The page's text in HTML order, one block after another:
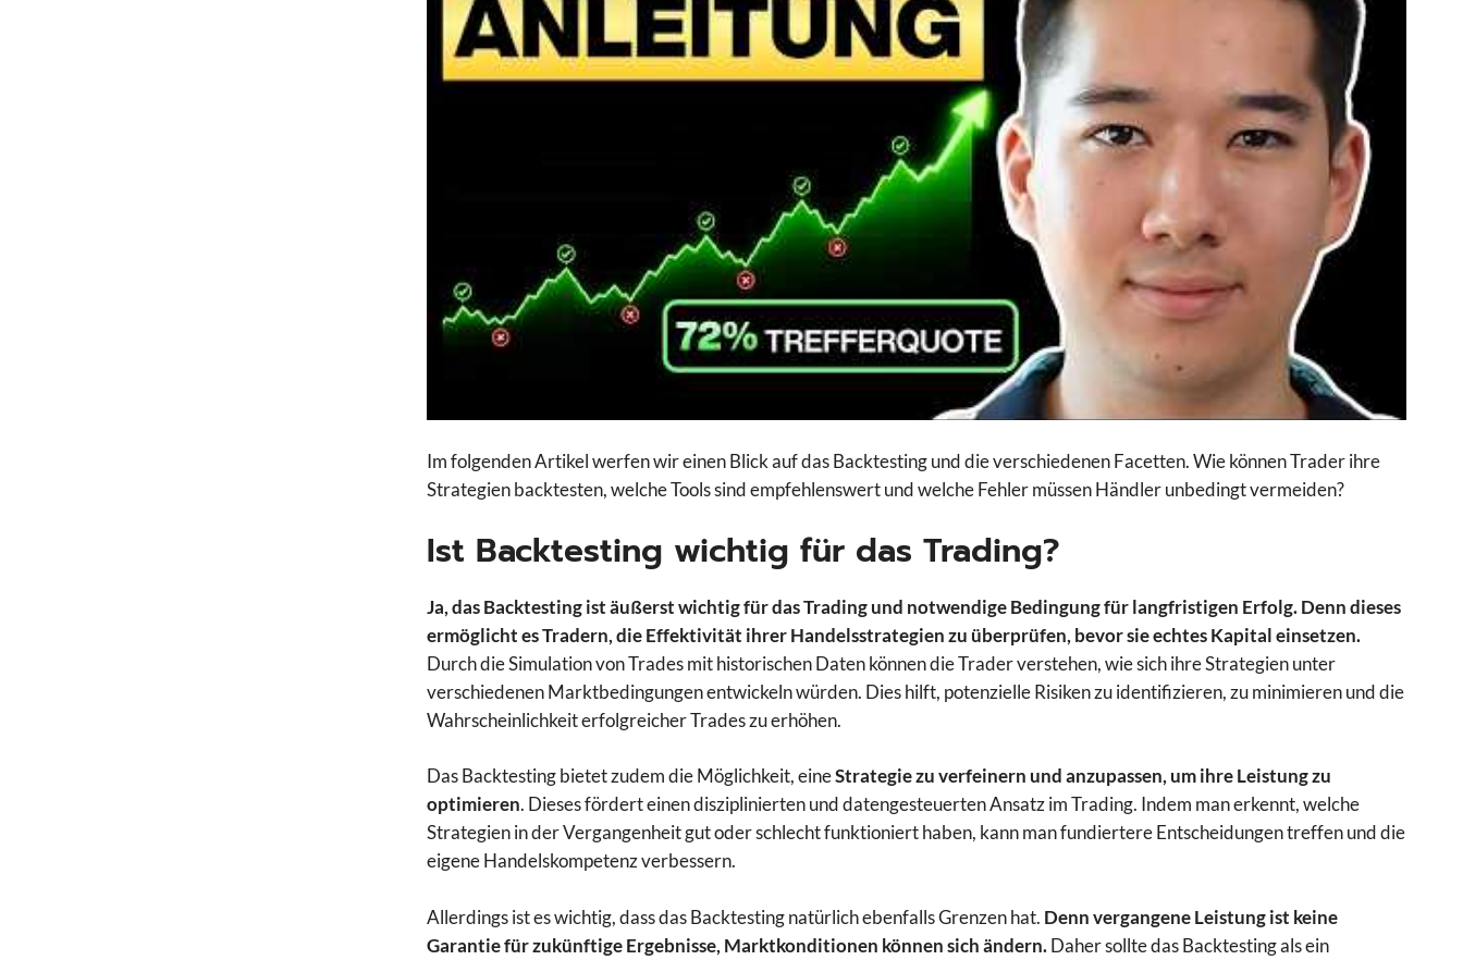
Im folgenden Artikel werfen wir einen Blick auf das Backtesting und die verschiedenen Facetten. Wie können Trader ihre
Strategien backtesten, welche Tools sind empfehlenswert und welche Fehler müssen Händler unbedingt vermeiden?
Ist Backtesting wichtig für das Trading?
Ja, das Backtesting ist äußerst wichtig für das Trading und notwendige Bedingung für langfristigen Erfolg. Denn dieses
ermöglicht es Tradern, die Effektivität ihrer Handelsstrategien zu überprüfen, bevor sie echtes Kapital einsetzen.
Durch die Simulation von Trades mit historischen Daten können die Trader verstehen, wie sich ihre Strategien unter
verschiedenen Marktbedingungen entwickeln würden. Dies hilft, potenzielle Risiken zu identifizieren, zu minimieren und die
Wahrscheinlichkeit erfolgreicher Trades zu erhöhen.
Das Backtesting bietet zudem die Möglichkeit, eineStrategie zu verfeinern und anzupassen, um ihre Leistung zu
optimieren. Dieses fördert einen disziplinierten und datengesteuerten Ansatz im Trading. Indem man erkennt, welche
Strategien in der Vergangenheit gut oder schlecht funktioniert haben, kann man fundiertere Entscheidungen treffen und die
eigene Handelskompetenz verbessern.
Allerdings ist es wichtig, dass das Backtesting natürlich ebenfalls Grenzen hat. Denn vergangene Leistung ist keine
Garantie für zukünftige Ergebnisse, Marktkonditionen können sich ändern.Daher sollte das Backtesting als ein